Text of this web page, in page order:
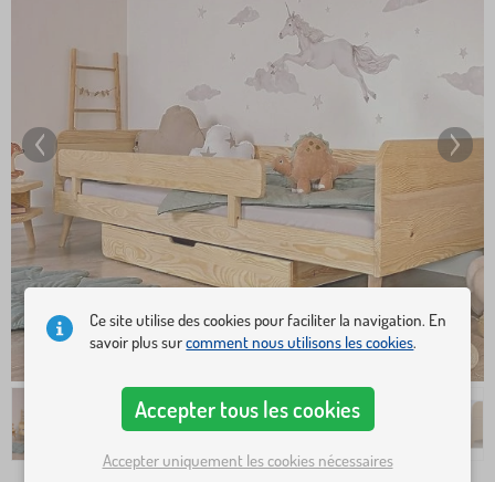
Ce site utilise des cookies pour faciliter la navigation. En
savoir plus surcomment nous utilisons les cookies.
Accepter tous les cookies
Accepter uniquement les cookies nécessaires